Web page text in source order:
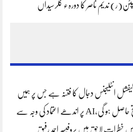
ندیم ناصر کا دورہء کلرسیداں
انٹلیجنس دجال کا فتنہ ہے جس پر ہمیں
فتح حاصل ہو گی،AI پر اندھے اعتماد کی وجہ سے
خطرات لاحق ہیں پروفیسر احمد رفیق